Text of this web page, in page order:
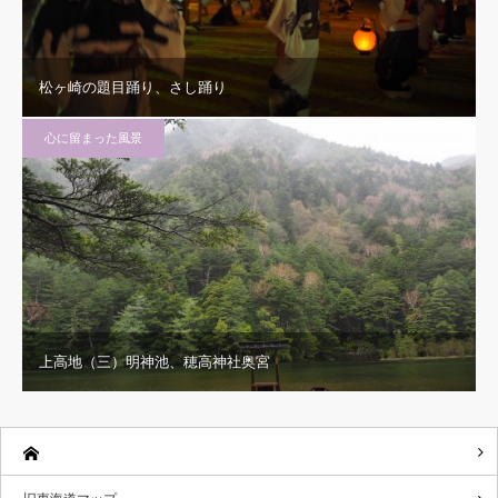
松ヶ崎の題目踊り、さし踊り
心に留まった風景
上高地（三）明神池、穂高神社奥宮